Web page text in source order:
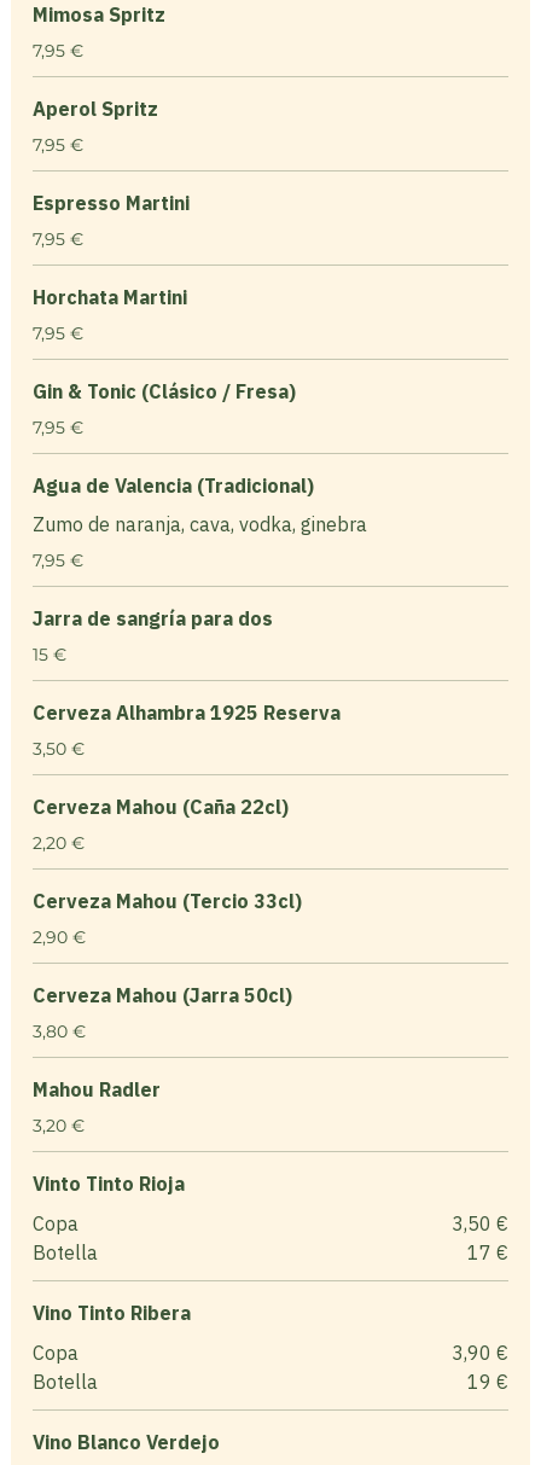
Mimosa Spritz
7,95 €
Aperol Spritz
7,95 €
Espresso Martini
7,95 €
Horchata Martini
7,95 €
Gin & Tonic (Clásico / Fresa)
7,95 €
Agua de Valencia (Tradicional)
Zumo de naranja, cava, vodka, ginebra
7,95 €
Jarra de sangría para dos
15 €
Cerveza Alhambra 1925 Reserva
3,50 €
Cerveza Mahou (Caña 22cl)
2,20 €
Cerveza Mahou (Tercio 33cl)
2,90 €
Cerveza Mahou (Jarra 50cl)
3,80 €
Mahou Radler
3,20 €
Vinto Tinto Rioja
Copa
3,50 €
Botella
17 €
Vino Tinto Ribera
Copa
3,90 €
Botella
19 €
Vino Blanco Verdejo